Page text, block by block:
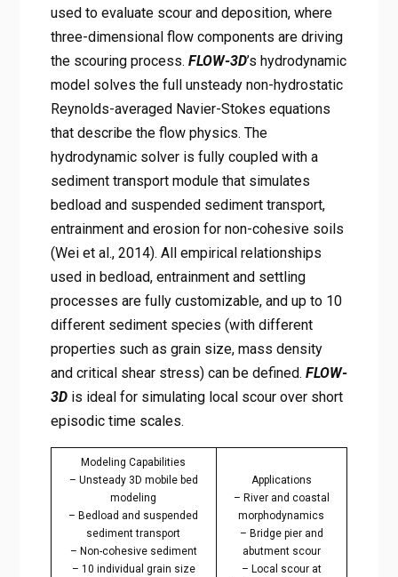
used to evaluate scour and deposition, where
three-dimensional flow components are driving
the scouring process. FLOW-3D’s hydrodynamic
model solves the full unsteady non-hydrostatic
Reynolds-averaged Navier-Stokes equations
that describe the flow physics. The
hydrodynamic solver is fully coupled with a
sediment transport module that simulates
bedload and suspended sediment transport,
entrainment and erosion for non-cohesive soils
(Wei et al., 2014). All empirical relationships
used in bedload, entrainment and settling
processes are fully customizable, and up to 10
different sediment species (with different
properties such as grain size, mass density
and critical shear stress) can be defined. FLOW-
3D is ideal for simulating local scour over short
episodic time scales.
Modeling Capabilities
– Unsteady 3D mobile bed
modeling
– Bedload and suspended
sediment transport
– Non-cohesive sediment
– 10 individual grain size
Applications
– River and coastal
morphodynamics
– Bridge pier and
abutment scour
– Local scour at